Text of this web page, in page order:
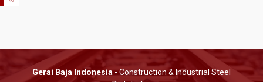
Gerai Baja Indonesia- Construction & Industrial Steel